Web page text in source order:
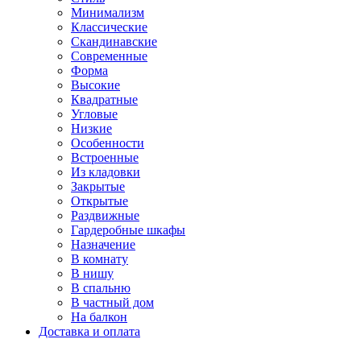
Минимализм
Классические
Скандинавские
Современные
Форма
Высокие
Квадратные
Угловые
Низкие
Особенности
Встроенные
Из кладовки
Закрытые
Открытые
Раздвижные
Гардеробные шкафы
Назначение
В комнату
В нишу
В спальню
В частный дом
На балкон
Доставка и оплата